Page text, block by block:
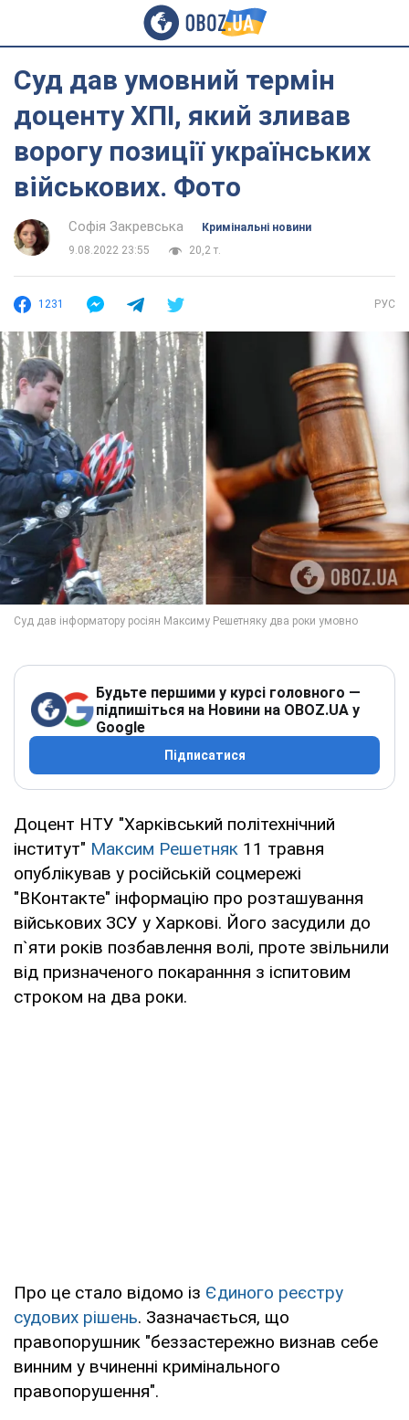
Суд дав умовний термін
доценту ХПІ, який зливав
ворогу позиції українських
військових. Фото
Софія Закревська
Кримінальні новини
9.08.2022 23:55
20,2 т.
1231 РУС
Будьте першими у курсі головного —
підпишіться на Новини на OBOZ.UA у
Google
Підписатися
Доцент НТУ "Харківський політехнічний
інститут" Максим Решетняк 11 травня
опублікував у російській соцмережі
"ВКонтакте" інформацію про розташування
військових ЗСУ у Харкові. Його засудили до
п`яти років позбавлення волі, проте звільнили
від призначеного покаранння з іспитовим
строком на два роки.
Про це стало відомо із Єдиного реєстру
судових рішень. Зазначається, що
правопорушник "беззастережно визнав себе
винним у вчиненні кримінального
правопорушення".